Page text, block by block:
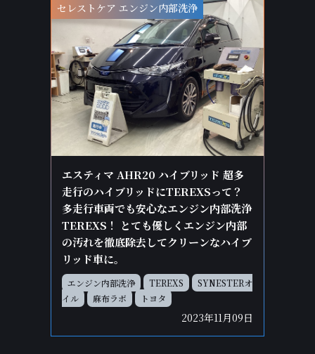
セレストケア エンジン内部洗浄
エスティマ AHR20 ハイブリッド 超多
走行のハイブリッドにTEREXSって？
多走行車両でも安心なエンジン内部洗浄
TEREXS！ とても優しくエンジン内部
の汚れを徹底除去してクリーンなハイブ
リッド車に。
エンジン内部洗浄 TEREXS
SYNESTERオ
イル
麻布ラボ トヨタ
2023年11月09日